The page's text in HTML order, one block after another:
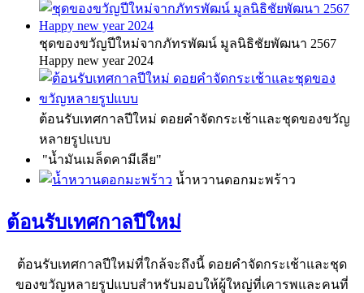
ชุดของขวัญปีใหม่จากภัทรพัฒน์ มูลนิธิชัยพัฒนา 2567
Happy new year 2024
ต้อนรับเทศกาลปีใหม่ ดอยคำจัดกระเช้าและชุดของขวัญ
หลายรูปแบบ
"น้ำมันเมล็ดคามีเลีย"
น้ำหวานดอกมะพร้าว
ต้อนรับเทศกาลปีใหม่
ต้อนรับเทศกาลปีใหม่ที่ใกล้จะถึงนี้ ดอยคำจัดกระเช้าและชุด
ของขวัญหลายรูปแบบสำหรับมอบให้ผู้ใหญ่ที่เคารพและคนที่